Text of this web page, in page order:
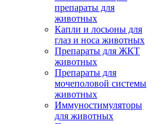
препараты для
животных
Капли и лосьоны для
глаз и носа животных
Препараты для ЖКТ
животных
Препараты для
мочеполовой системы
животных
Иммуностимуляторы
для животных